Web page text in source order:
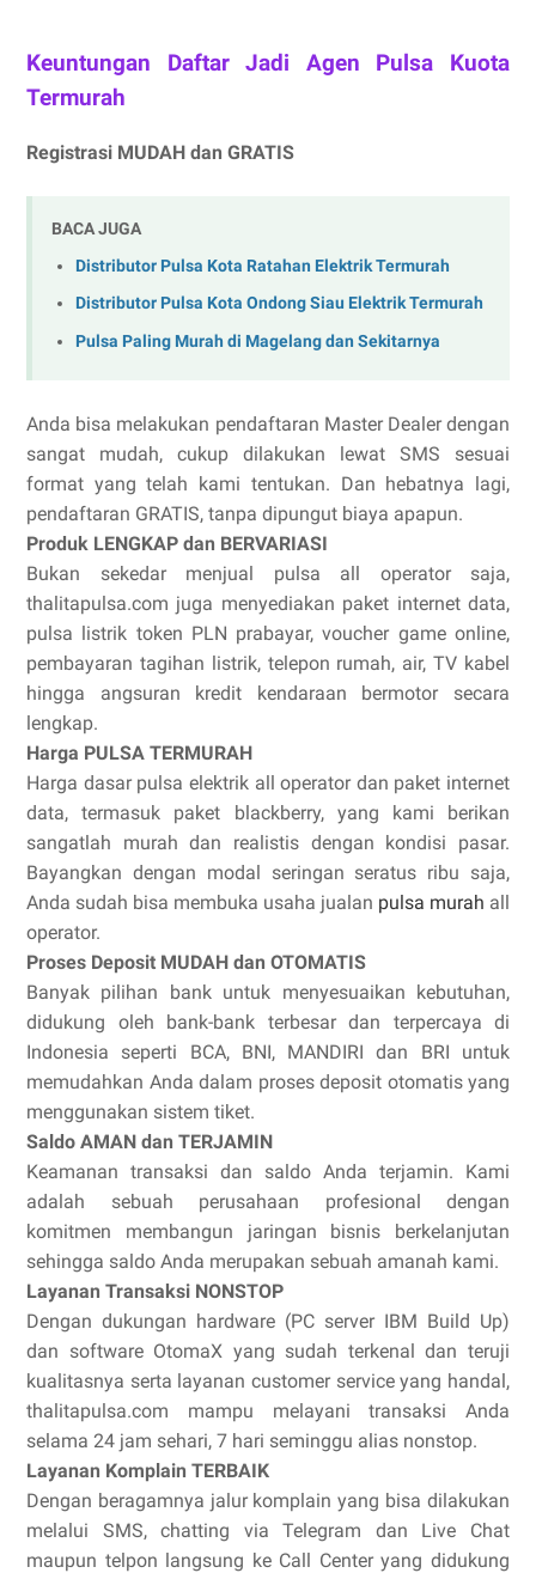
Keuntungan Daftar Jadi Agen Pulsa Kuota
Termurah
Registrasi MUDAH dan GRATIS
BACA JUGA
Distributor Pulsa Kota Ratahan Elektrik Termurah
Distributor Pulsa Kota Ondong Siau Elektrik Termurah
Pulsa Paling Murah di Magelang dan Sekitarnya
Anda bisa melakukan pendaftaran Master Dealer dengan
sangat mudah, cukup dilakukan lewat SMS sesuai
format yang telah kami tentukan. Dan hebatnya lagi,
pendaftaran GRATIS, tanpa dipungut biaya apapun.
Produk LENGKAP dan BERVARIASI
Bukan sekedar menjual pulsa all operator saja,
thalitapulsa.com juga menyediakan paket internet data,
pulsa listrik token PLN prabayar, voucher game online,
pembayaran tagihan listrik, telepon rumah, air, TV kabel
hingga angsuran kredit kendaraan bermotor secara
lengkap.
Harga PULSA TERMURAH
Harga dasar pulsa elektrik all operator dan paket internet
data, termasuk paket blackberry, yang kami berikan
sangatlah murah dan realistis dengan kondisi pasar.
Bayangkan dengan modal seringan seratus ribu saja,
Anda sudah bisa membuka usaha jualan pulsa murah all
operator.
Proses Deposit MUDAH dan OTOMATIS
Banyak pilihan bank untuk menyesuaikan kebutuhan,
didukung oleh bank-bank terbesar dan terpercaya di
Indonesia seperti BCA, BNI, MANDIRI dan BRI untuk
memudahkan Anda dalam proses deposit otomatis yang
menggunakan sistem tiket.
Saldo AMAN dan TERJAMIN
Keamanan transaksi dan saldo Anda terjamin. Kami
adalah sebuah perusahaan profesional dengan
komitmen membangun jaringan bisnis berkelanjutan
sehingga saldo Anda merupakan sebuah amanah kami.
Layanan Transaksi NONSTOP
Dengan dukungan hardware (PC server IBM Build Up)
dan software OtomaX yang sudah terkenal dan teruji
kualitasnya serta layanan customer service yang handal,
thalitapulsa.com mampu melayani transaksi Anda
selama 24 jam sehari, 7 hari seminggu alias nonstop.
Layanan Komplain TERBAIK
Dengan beragamnya jalur komplain yang bisa dilakukan
melalui SMS, chatting via Telegram dan Live Chat
maupun telpon langsung ke Call Center yang didukung